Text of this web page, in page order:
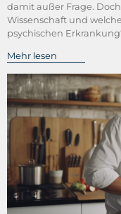
damit außer Frage.
Wissenschaft und
psychischen
Mehr lesen